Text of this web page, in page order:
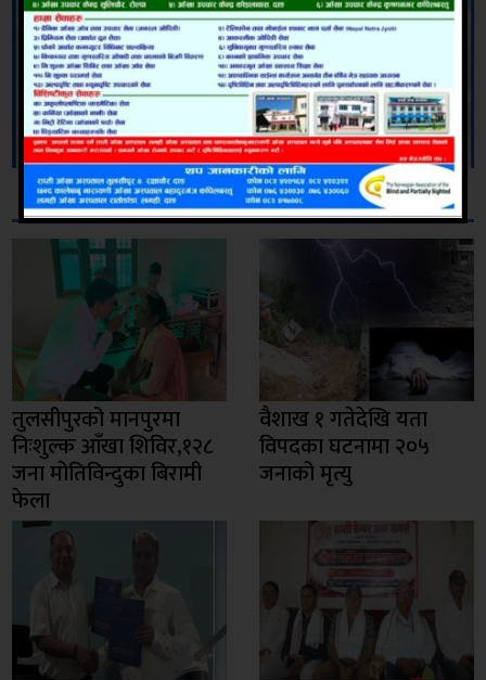
सम्बन्धित
तुलसीपुरको मानपुरमा
निःशुल्क आँखा शिविर,१२८
जना मोतिविन्दुका बिरामी
फेला
वैशाख १ गतेदेखि यता
विपदका घटनामा २०५
जनाको मृत्यु